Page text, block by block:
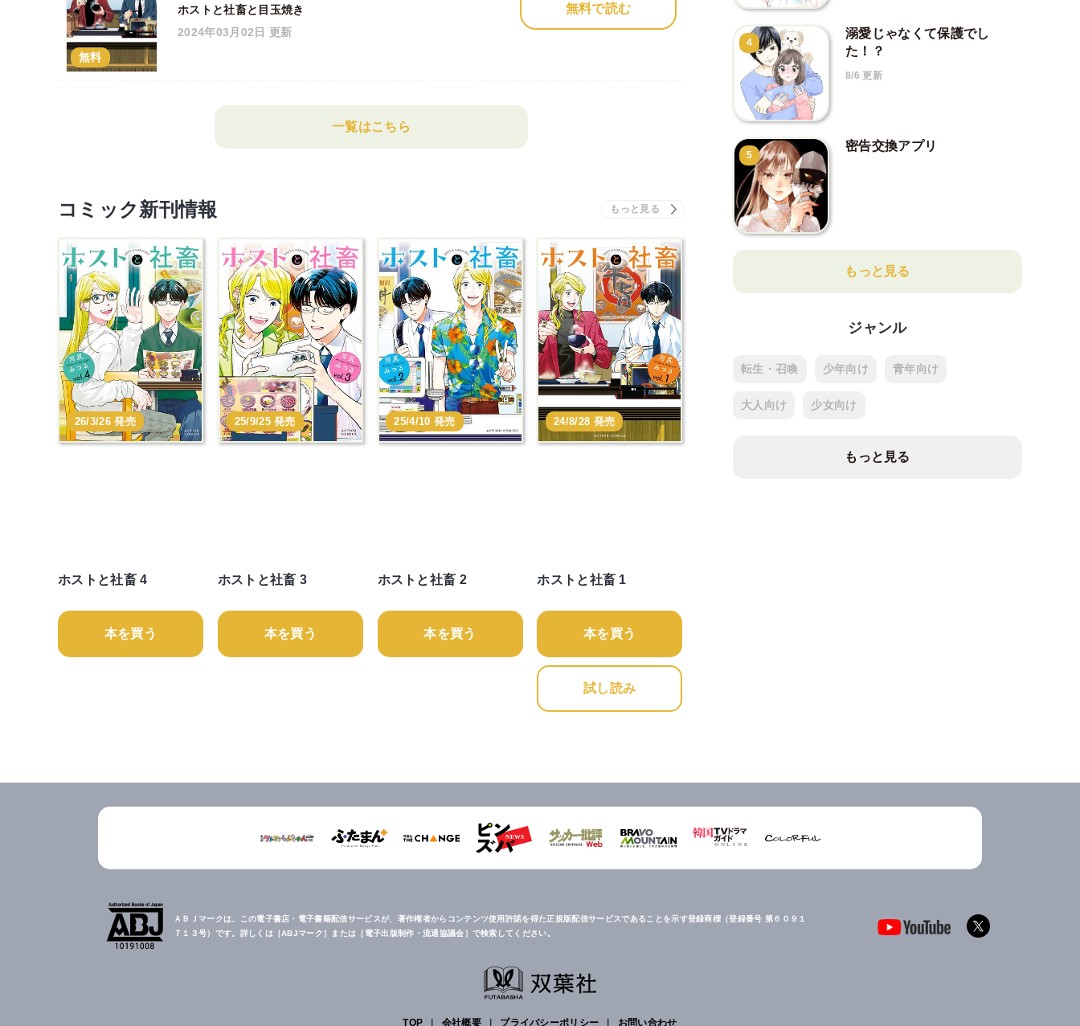
無料
ホストと社畜と目玉焼き
2024年03月02日 更新
無料で読む
一覧はこちら
コミック新刊情報
26/3/26 発売
ホストと社畜 4
本を買う
25/9/25 発売
ホストと社畜 3
本を買う
25/4/10 発売
ホストと社畜 2
本を買う
24/8/28 発売
ホストと社畜 1
本を買う
試し読み
4
溺愛じゃなくて保護でし
た！？
8/6 更新
5
密告交換アプリ
もっと見る
ジャンル
転生・召喚 少年向け 青年向け
大人向け 少女向け
もっと見る
ＡＢＪマークは、この電子書店・電子書籍配信サービスが、著作権者からコンテンツ使用許諾を得た正規版配信サービスであることを示す登録商標（登録番号 第６０９１
７１３号）です。詳しくは［ABJマーク］または［電子出版制作・流通協議会］で検索してください。
TOP | 会社概要 | プライバシーポリシー | お問い合わせ